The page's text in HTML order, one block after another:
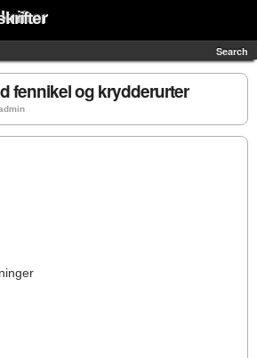
Search
fennikel og krydderurter